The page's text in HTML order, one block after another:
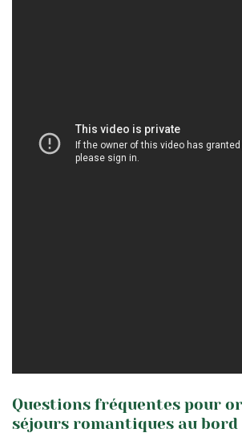
Questions fréquentes pour
séjours romantiques au bord